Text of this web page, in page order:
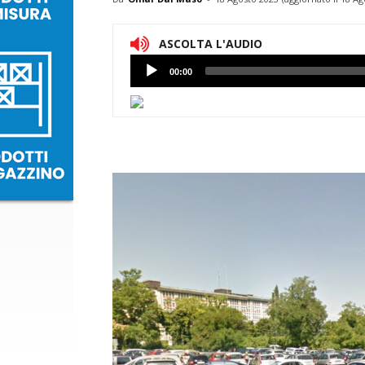
ASCOLTA L'AUDIO
Lettore
Audio
00:00